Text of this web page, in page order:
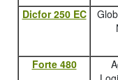
Dicfor 250 EC
Forte 480